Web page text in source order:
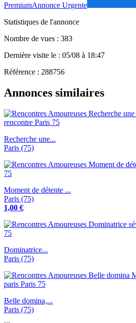
PremiumAnnonce Urgente
Statistiques de l'annonce
Nombre de vues : 383
Dernière visite le : 05/08 à 18:47
Référence : 288756
Annonces similaires
Recherche une...
Paris (75)
Moment de détente ...
Paris (75)
1,00 €
Dominatrice...
Paris (75)
Belle domina,...
Paris (75)